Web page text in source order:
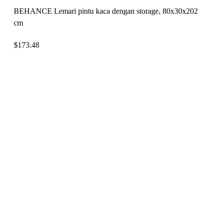
BEHANCE Lemari pintu kaca dengan storage, 80x30x202
cm
$173.48